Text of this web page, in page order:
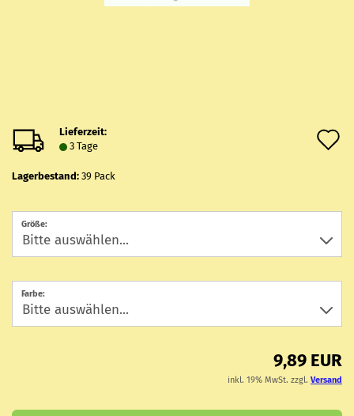
Lieferzeit:
3 Tage
Lagerbestand: 39 Pack
Größe:
Farbe:
9,89 EUR
inkl. 19% MwSt. zzgl. Versand